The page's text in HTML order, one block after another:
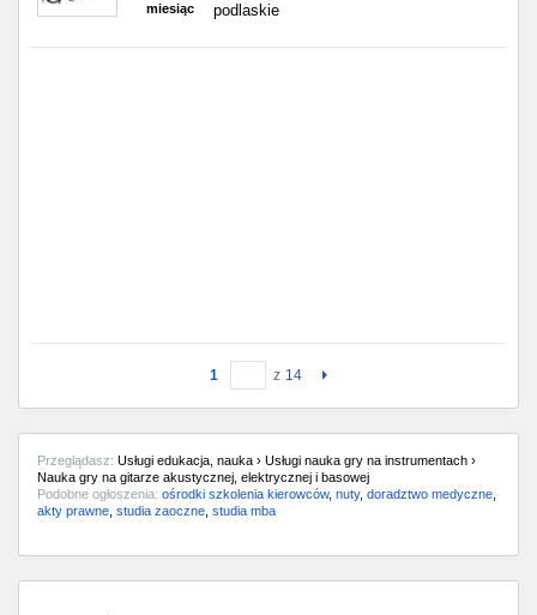
miesiąc podlaskie
1 z 14
Przeglądasz: Usługi edukacja, nauka › Usługi nauka gry na instrumentach ›
Nauka gry na gitarze akustycznej, elektrycznej i basowej
Podobne ogłoszenia: ośrodki szkolenia kierowców, nuty, doradztwo medyczne
akty prawne studia zaoczne studia mba